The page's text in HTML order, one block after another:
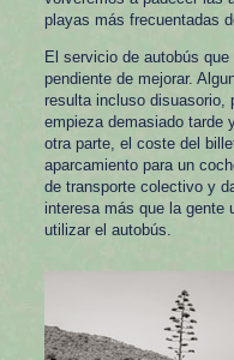
playas más frecuentadas
El servicio de autobús
pendiente de mejorar.
resulta incluso disuasorio,
empieza demasiado tarde
otra parte, el coste del
aparcamiento para un
de transporte colectivo y
interesa más que la gente
utilizar el autobús.